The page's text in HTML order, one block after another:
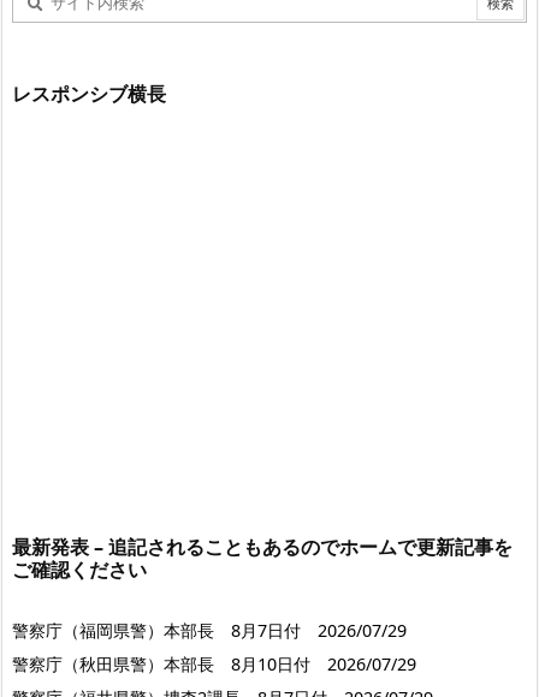
レスポンシブ横長
最新発表 – 追記されることもあるのでホームで更新記事を
ご確認ください
警察庁（福岡県警）本部長 8月7日付 2026/07/29
警察庁（秋田県警）本部長 8月10日付 2026/07/29